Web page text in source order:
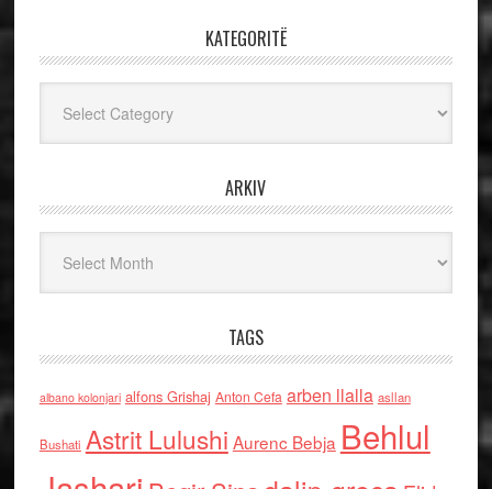
KATEGORITË
ARKIV
TAGS
albano kolonjari alfons Grishaj Anton Cefa arben llalla asllan
Bushati Astrit Lulushi Aurenc Bebja Behlul